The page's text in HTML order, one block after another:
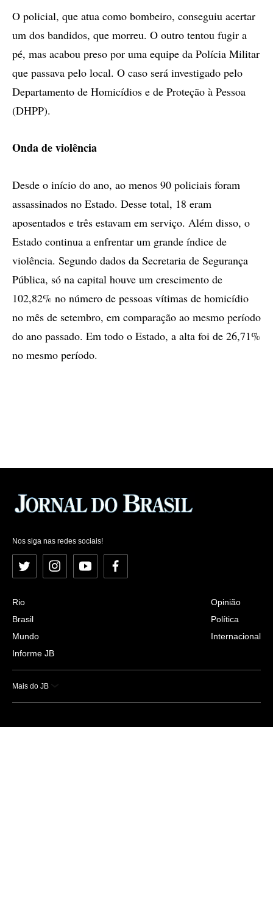
O policial, que atua como bombeiro, conseguiu acertar
um dos bandidos, que morreu. O outro tentou fugir a
pé, mas acabou preso por uma equipe da Polícia Militar
que passava pelo local. O caso será investigado pelo
Departamento de Homicídios e de Proteção à Pessoa
(DHPP).
Onda de violência
Desde o início do ano, ao menos 90 policiais foram
assassinados no Estado. Desse total, 18 eram
aposentados e três estavam em serviço. Além disso, o
Estado continua a enfrentar um grande índice de
violência. Segundo dados da Secretaria de Segurança
Pública, só na capital houve um crescimento de
102,82% no número de pessoas vítimas de homicídio
no mês de setembro, em comparação ao mesmo período
do ano passado. Em todo o Estado, a alta foi de 26,71%
no mesmo período.
Nos siga nas redes sociais!
Twitter InstagramYouTubeFacebook
Rio
Brasil
Mundo
Informe JB
Opinião
Política
Internacional
Mais do JB
Esportes